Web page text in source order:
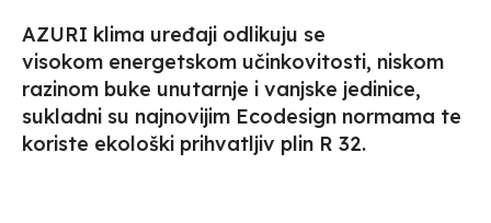
AZURI klima uređaji odlikuju se
visokom energetskom učinkovitosti, niskom
razinom buke unutarnje i vanjske jedinice,
sukladni su najnovijim Ecodesign normama te
koriste ekološki prihvatljiv plin R 32.